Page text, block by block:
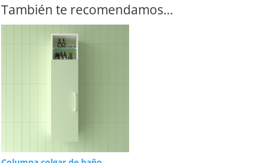
También te recomendamos…